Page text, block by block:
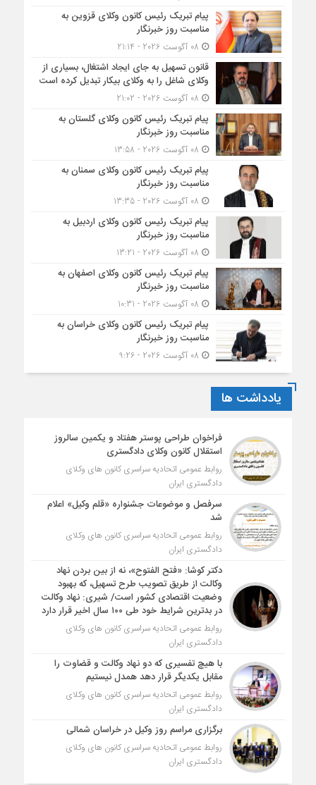
پیام تبریک رئیس کانون وکلای قزوین به
مناسبت روز خبرنگار
قانون تسهیل به جای ایجاد اشتغال، بسیاری از
وکلای شاغل را به وکلای بیکار تبدیل کرده است
پیام تبریک رئیس کانون وکلای گلستان به
مناسبت روز خبرنگار
پیام تبریک رئیس کانون وکلای سمنان به
مناسبت روز خبرنگار
پیام تبریک رئیس کانون وکلای اردبیل به
مناسبت روز خبرنگار
پیام تبریک رئیس کانون وکلای اصفهان به
مناسبت روز خبرنگار
پیام تبریک رئیس کانون وکلای خراسان به
مناسبت روز خبرنگار
یادداشت ها
فراخوان طراحی پوستر هفتاد و یکمین سالروز
استقلال کانون وکلای دادگستری
روابط عمومی اتحادیه سراسری کانون های وکلای
دادگستری ایران
سرفصل و موضوعات جشنواره «قلم وکیل» اعلام
شد
روابط عمومی اتحادیه سراسری کانون های وکلای
دادگستری ایران
دکتر کوشا: «فتح الفتوح»، نه از بین بردن نهاد
وکالت از طریق تصویب طرح تسهیل، که بهبود
وضعیت اقتصادی کشور است/ شیری: نهاد وکالت
در بدترین شرایط خود طی ۱۰۰ سال اخیر قرار دارد
روابط عمومی اتحادیه سراسری کانون های وکلای
دادگستری ایران
با هیچ تفسیری که دو نهاد وکالت و قضاوت را
مقابل یکدیگر قرار دهد همدل نیستیم
روابط عمومی اتحادیه سراسری کانون های وکلای
دادگستری ایران
برگزاری مراسم روز وکیل در خراسان شمالی
روابط عمومی اتحادیه سراسری کانون های وکلای
دادگستری ایران